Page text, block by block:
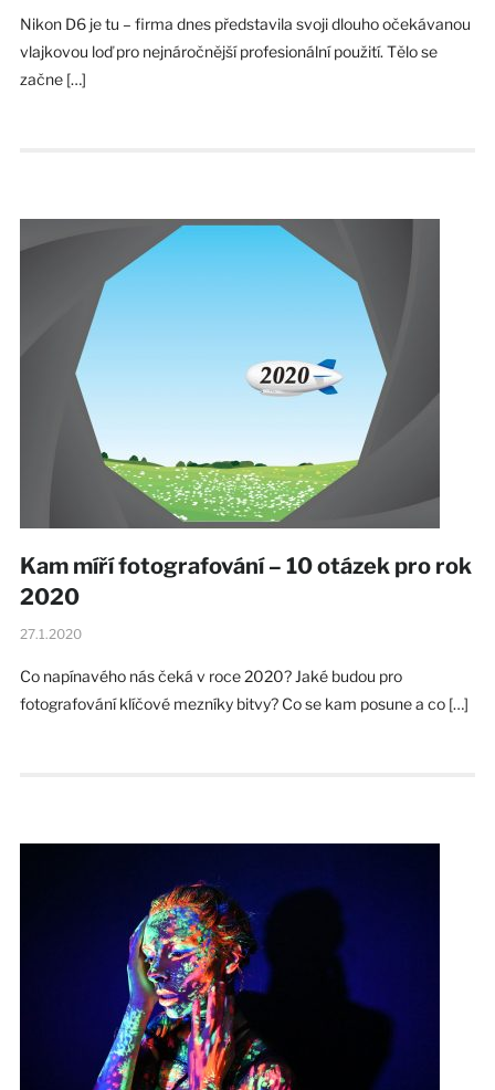
Nikon D6 je tu – firma dnes představila svoji dlouho očekávanou
vlajkovou loď pro nejnáročnější profesionální použití. Tělo se
začne […]
Kam míří fotografování – 10 otázek pro rok
2020
27.1.2020
Co napínavého nás čeká v roce 2020? Jaké budou pro
fotografování klíčové mezníky bitvy? Co se kam posune a co […]